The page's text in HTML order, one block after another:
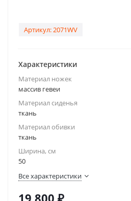
Артикул:2071WV
Характеристики
Материал ножек
массив гевеи
Материал сиденья
ткань
Материал обивки
ткань
Ширина, см
50
Все характеристики
19 800 ₽